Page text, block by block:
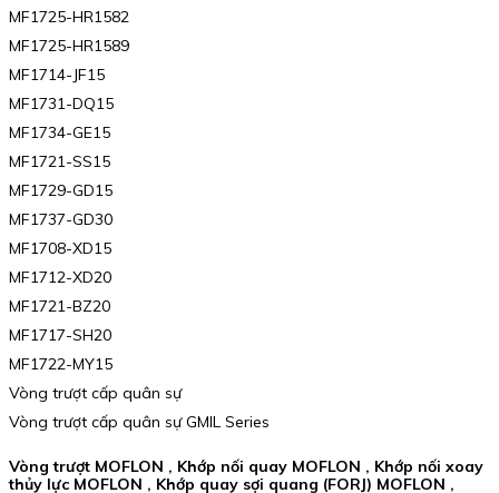
MF1725-HR1582
MF1725-HR1589
MF1714-JF15
MF1731-DQ15
MF1734-GE15
MF1721-SS15
MF1729-GD15
MF1737-GD30
MF1708-XD15
MF1712-XD20
MF1721-BZ20
MF1717-SH20
MF1722-MY15
Vòng trượt cấp quân sự
Vòng trượt cấp quân sự GMIL Series
Vòng trượt MOFLON , Khớp nối quay MOFLON , Khớp nối xoay
thủy lực MOFLON , Khớp quay sợi quang (FORJ) MOFLON ,